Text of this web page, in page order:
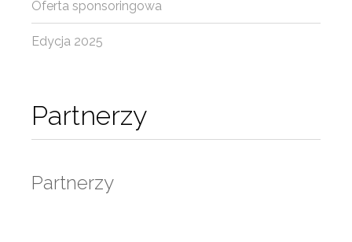
Partnerzy
Partnerzy
Oferta sponsoringowa
Edycja 2025